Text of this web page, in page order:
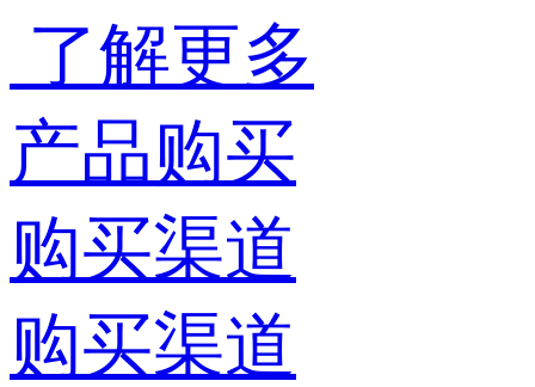
了解更多
产品购买
购买渠道
购买渠道